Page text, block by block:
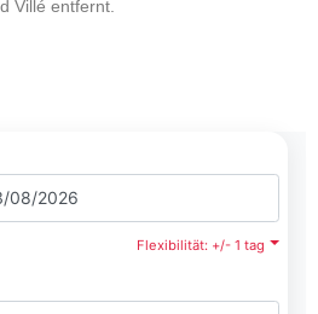
Villé entfernt.
Flexibilität: +/- 1 tag